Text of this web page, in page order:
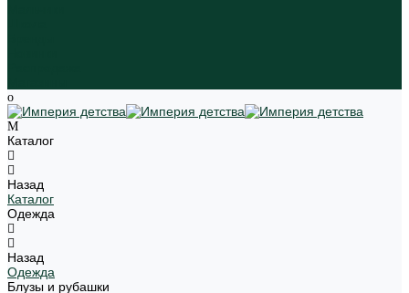
Каталог
Назад
Каталог
Одежда
Назад
Одежда
Блузы и рубашки